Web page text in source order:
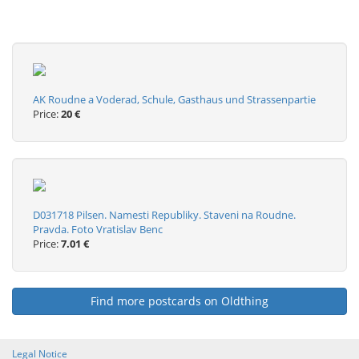
AK Roudne a Voderad, Schule, Gasthaus und Strassenpartie
Price:20 €
D031718 Pilsen. Namesti Republiky. Staveni na Roudne.
Pravda. Foto Vratislav Benc
Price:7.01 €
Find more postcards on Oldthing
Legal Notice